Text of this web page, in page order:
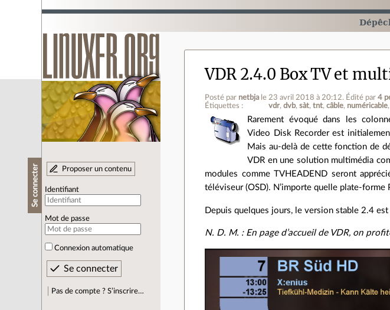
Se connecter Proposer un contenu
Identifiant
Mot de passe
Connexion automatique
Pas de compte ? S’inscrire…
VDR 2.4.0 Box TV et
Posté par netbja le 23 avril 2018 à 20:12. Édité par4
Étiquettes :
vdr dvb sàt tnt câble numéricable
Rarement évoqué dans les
Video Disk Recorder est
Mais au‐delà de cette fonction de
VDR en une solution multimédia
modules comme TVHEADEND seront
téléviseur (OSD). N’importe quelle plate‐forme
Depuis quelques jours, le version stable 2.4
N. D. M. : En page d’accueil de VDR, on